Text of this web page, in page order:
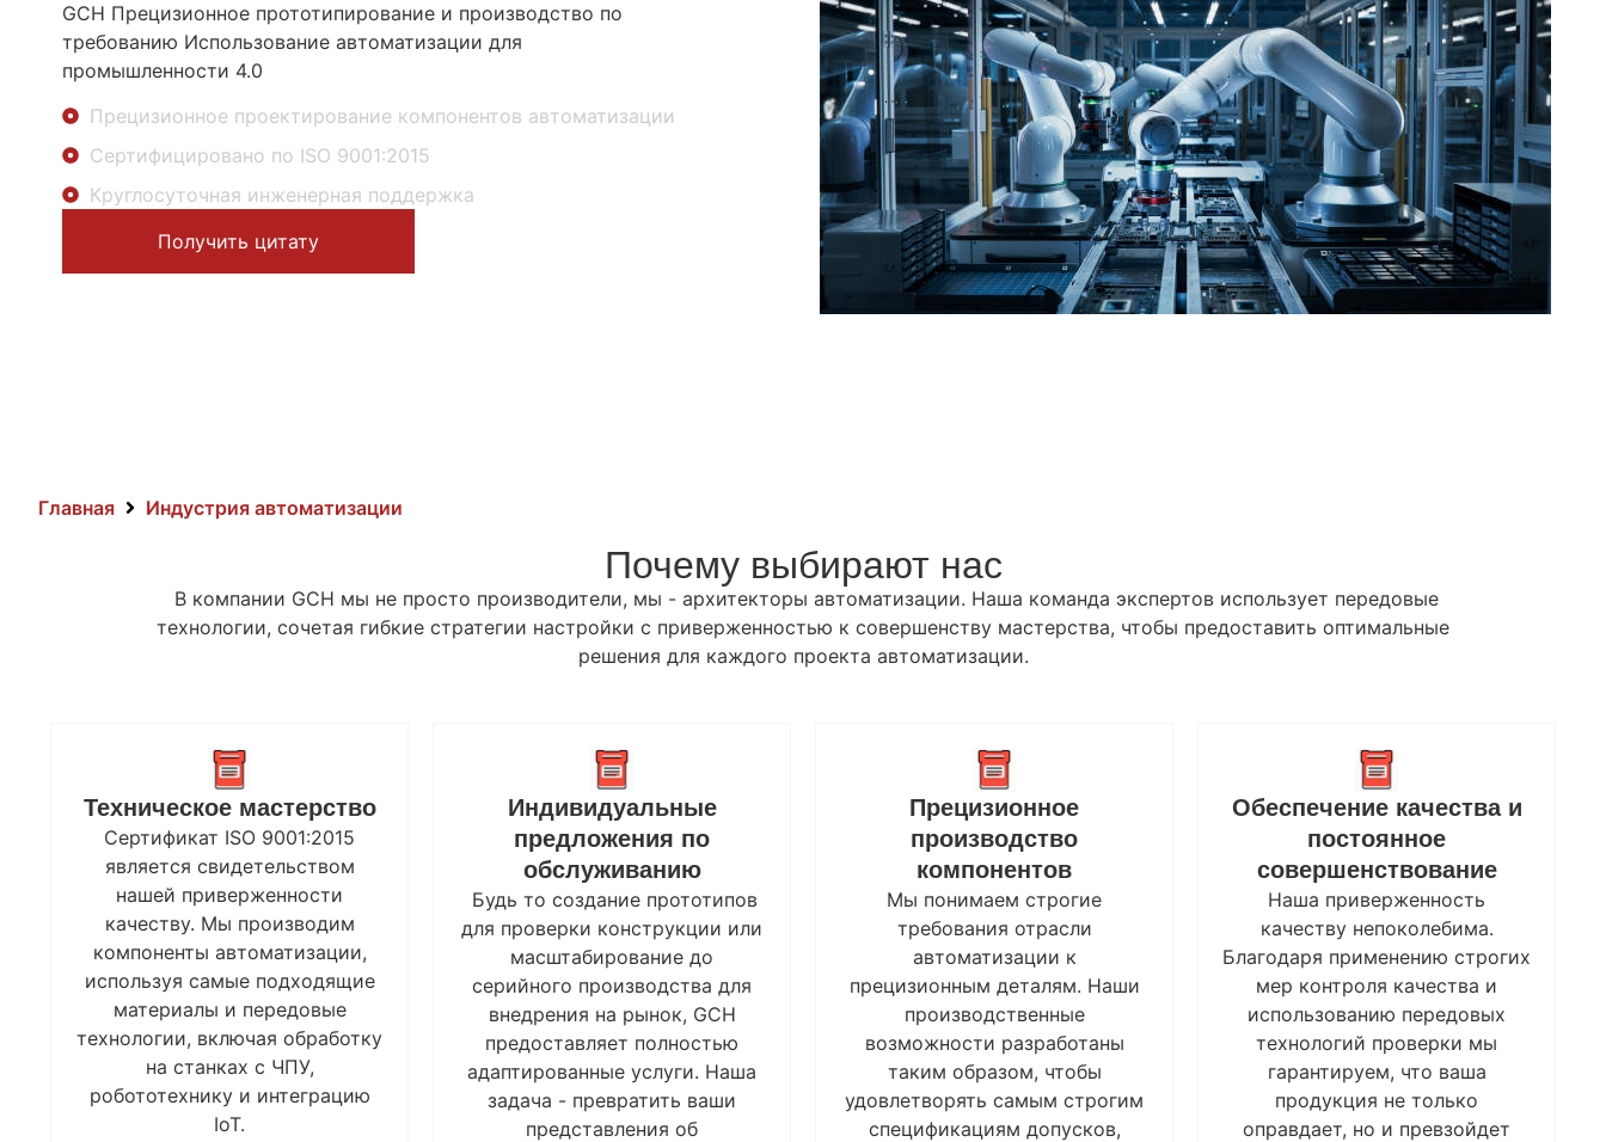
GCH Прецизионное прототипирование и производство по
требованию Использование автоматизации для
промышленности 4.0
Прецизионное проектирование компонентов автоматизации
Сертифицировано по ISO 9001:2015
Круглосуточная инженерная поддержка
Получить цитату
Главная Индустрия автоматизации
Почему выбирают нас
В компании GCH мы не просто производители, мы - архитекторы автоматизации. Наша команда экспертов использует передовые
технологии, сочетая гибкие стратегии настройки с приверженностью к совершенству мастерства, чтобы предоставить оптимальные
решения для каждого проекта автоматизации.
Техническое мастерство
Сертификат ISO 9001:2015
является свидетельством
нашей приверженности
качеству. Мы производим
компоненты автоматизации,
используя самые подходящие
материалы и передовые
технологии, включая обработку
на станках с ЧПУ,
робототехнику и интеграцию
IoT.
Индивидуальные
предложения по
обслуживанию
Будь то создание прототипов
для проверки конструкции или
масштабирование до
серийного производства для
внедрения на рынок, GCH
предоставляет полностью
адаптированные услуги. Наша
задача - превратить ваши
представления об
Прецизионное
производство
компонентов
Мы понимаем строгие
требования отрасли
автоматизации к
прецизионным деталям. Наши
производственные
возможности разработаны
таким образом, чтобы
удовлетворять самым строгим
спецификациям допусков,
Обеспечение качества и
постоянное
совершенствование
Наша приверженность
качеству непоколебима.
Благодаря применению строгих
мер контроля качества и
использованию передовых
технологий проверки мы
гарантируем, что ваша
продукция не только
оправдает, но и превзойдет